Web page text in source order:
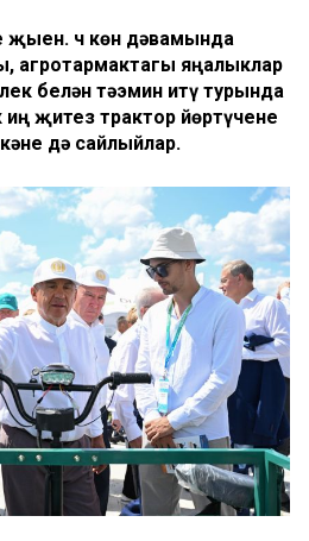
Өч көн дәвамында
агротармактагы яңалыклар
белән тәэмин итү турында
җитез трактор йөртүчене
дә сайлыйлар.